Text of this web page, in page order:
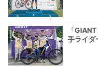
「
手ライダ